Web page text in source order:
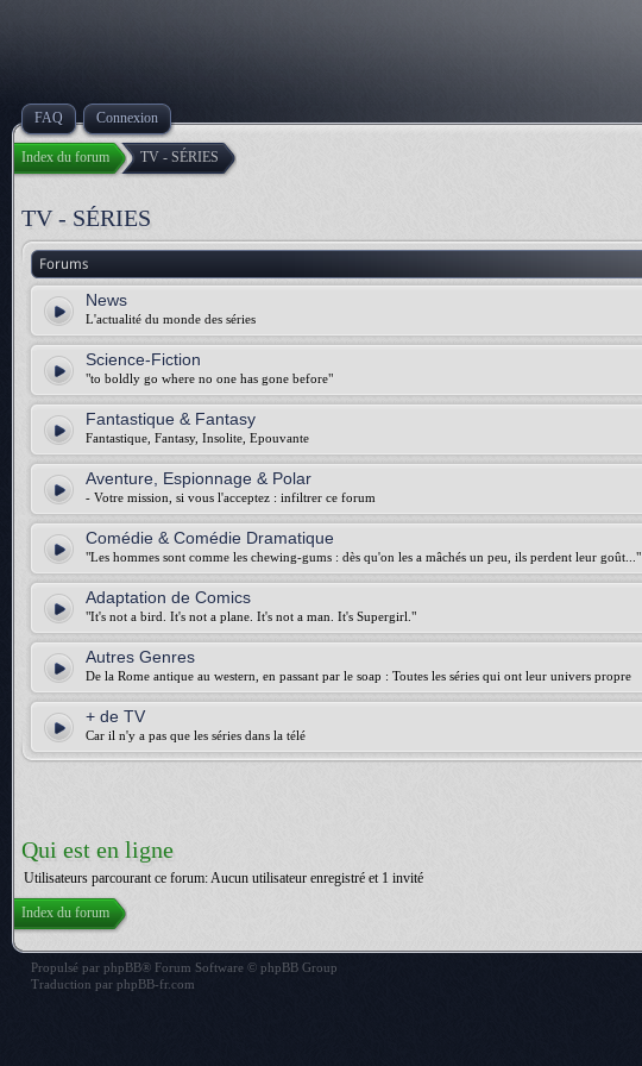
FAQ Connexion
Index du forum TV - SÉRIES
TV - SÉRIES
Forums
News
L'actualité du monde des séries
Science-Fiction
"to boldly go where no one has gone before"
Fantastique & Fantasy
Fantastique, Fantasy, Insolite, Epouvante
Aventure, Espionnage & Polar
- Votre mission, si vous l'acceptez : infiltrer ce forum
Comédie & Comédie Dramatique
"Les hommes sont comme les chewing-gums : dès qu'on les a mâchés un peu, ils perdent leur goût..."
Adaptation de Comics
"It's not a bird. It's not a plane. It's not a man. It's Supergirl."
Autres Genres
De la Rome antique au western, en passant par le soap : Toutes les séries qui ont leur univers propre
+ de TV
Car il n'y a pas que les séries dans la télé
Qui est en ligne
Utilisateurs parcourant ce forum: Aucun utilisateur enregistré et 1 invité
Index du forum
Propulsé par phpBB® Forum Software © phpBB Group
Traduction par phpBB-fr.com